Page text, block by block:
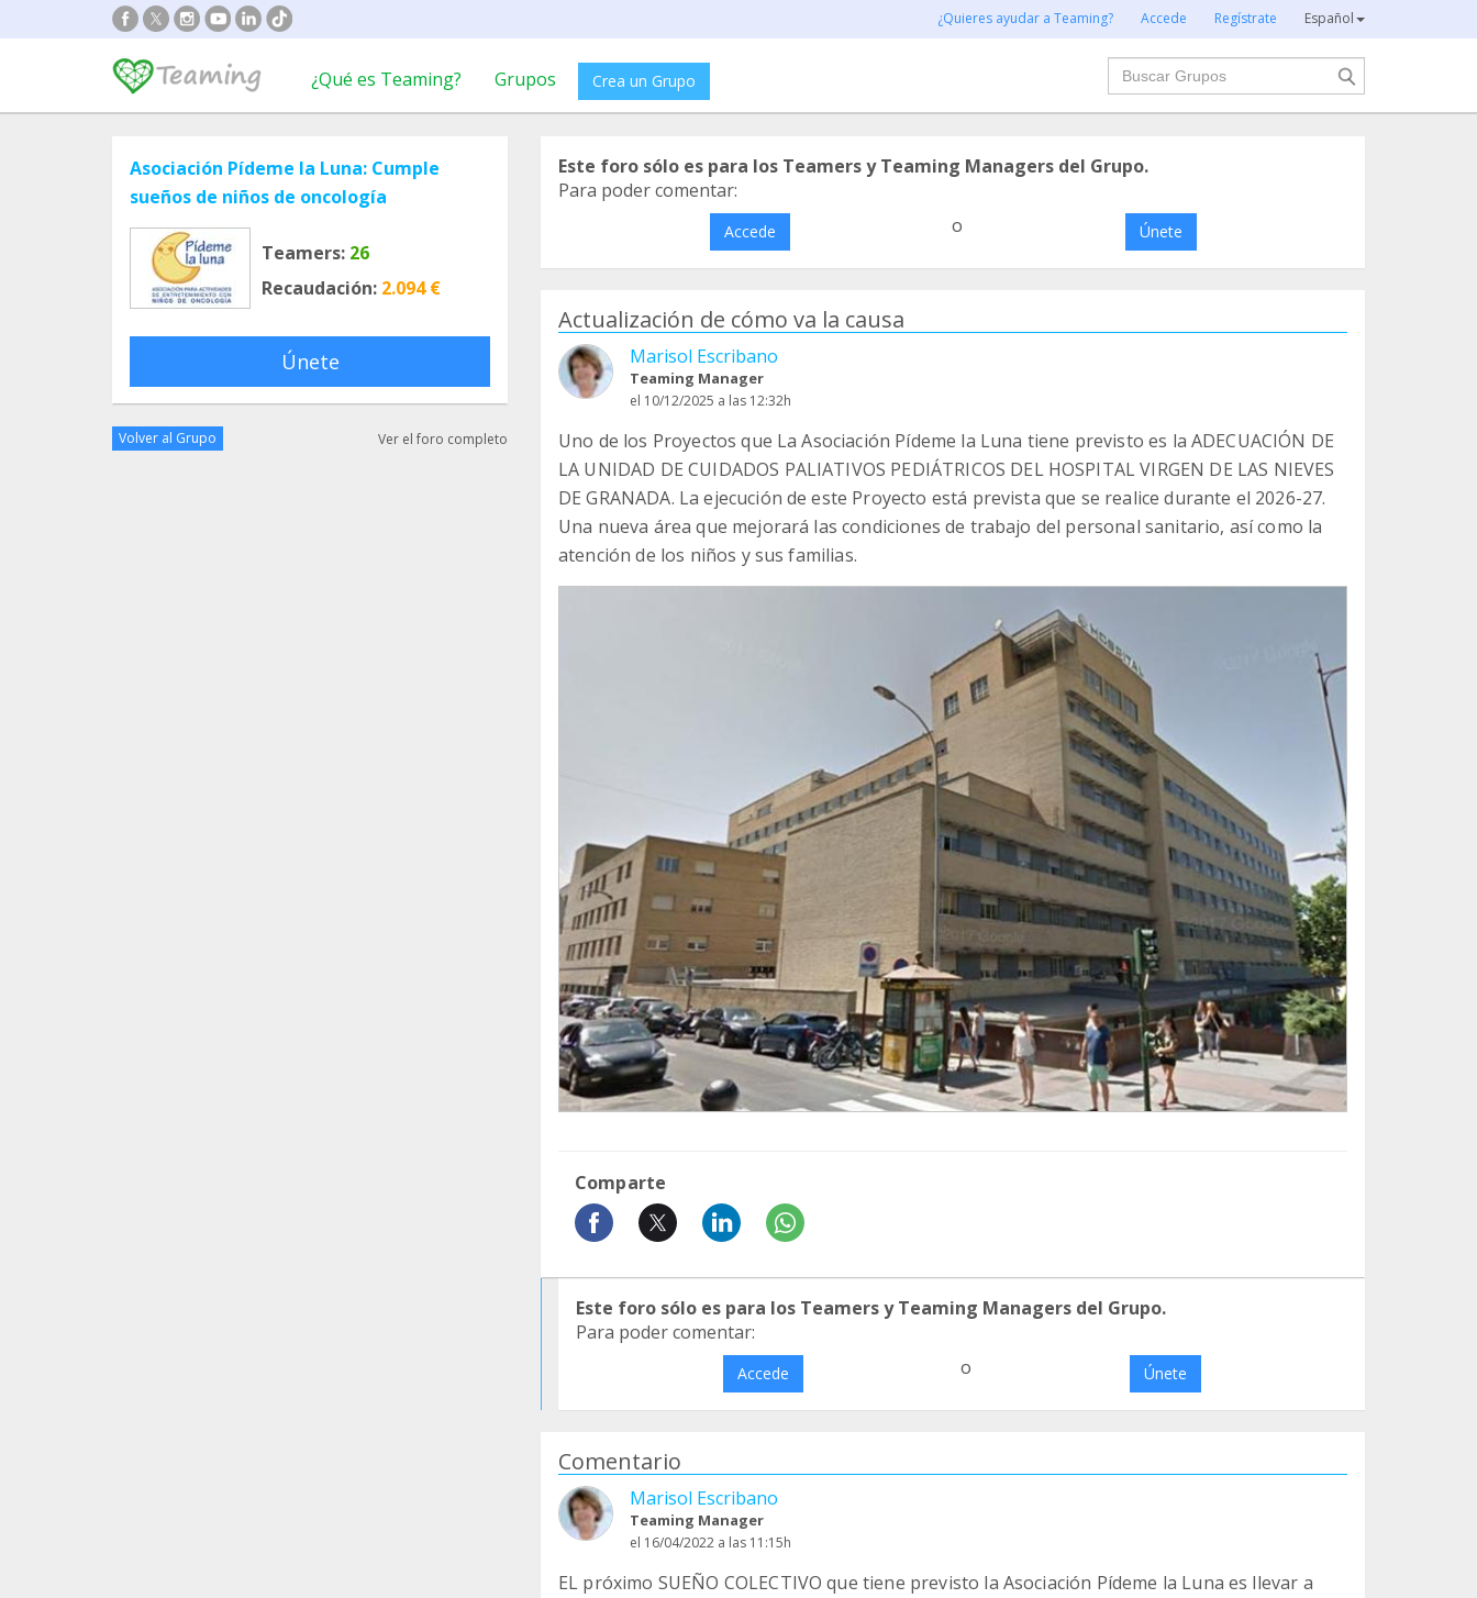
¿Quieres ayudar a Teaming? Accede Regístrate Español
¿Qué es Teaming? Grupos Crea un Grupo
Buscar
Asociación Pídeme la Luna: Cumple
sueños de niños de oncología
Teamers: 26
Recaudación: 2.094 €
Únete
Volver al Grupo Ver el foro completo
Este foro sólo es para los Teamers y Teaming Managers del Grupo.
Para poder comentar:
Accede o Únete
Actualización de cómo va la causa
Marisol Escribano
Teaming Manager
el 10/12/2025 a las 12:32h
Uno de los Proyectos que La Asociación Pídeme la Luna tiene previsto es la ADECUACIÓN DE
LA UNIDAD DE CUIDADOS PALIATIVOS PEDIÁTRICOS DEL HOSPITAL VIRGEN DE LAS NIEVES
DE GRANADA. La ejecución de este Proyecto está prevista que se realice durante el 2026-27.
Una nueva área que mejorará las condiciones de trabajo del personal sanitario, así como la
atención de los niños y sus familias.
Comparte
Este foro sólo es para los Teamers y Teaming Managers del Grupo.
Para poder comentar:
Accede o Únete
Comentario
Marisol Escribano
Teaming Manager
el 16/04/2022 a las 11:15h
EL próximo SUEÑO COLECTIVO que tiene previsto la Asociación Pídeme la Luna es llevar a